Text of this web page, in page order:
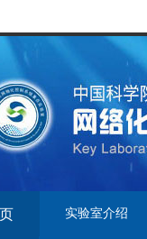
实验室介绍